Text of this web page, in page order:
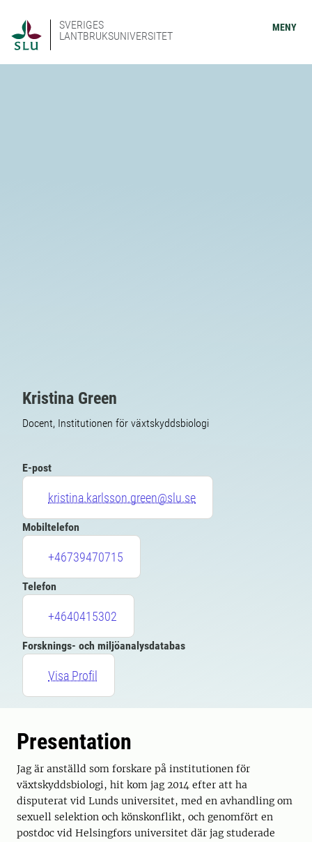
SVERIGES
LANTBRUKSUNIVERSITET
MENY
Kristina Green
Docent, Institutionen för växtskyddsbiologi
E-post
kristina.karlsson.green@slu.se
Mobiltelefon
+46739470715
Telefon
+4640415302
Forsknings- och miljöanalysdatabas
Visa Profil
Presentation
Jag är anställd som forskare på institutionen för
växtskyddsbiologi, hit kom jag 2014 efter att ha
disputerat vid Lunds universitet, med en avhandling om
sexuell selektion och könskonflikt, och genomfört en
postdoc vid Helsingfors universitet där jag studerade